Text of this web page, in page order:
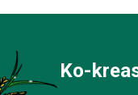
Ko-